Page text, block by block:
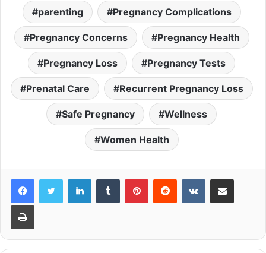
parenting Pregnancy Complications
Pregnancy Concerns Pregnancy Health
Pregnancy Loss Pregnancy Tests
Prenatal Care Recurrent Pregnancy Loss
Safe Pregnancy Wellness
Women Health
LinkedInTumblr PinterestReddit VKontakteShare via Email
Print